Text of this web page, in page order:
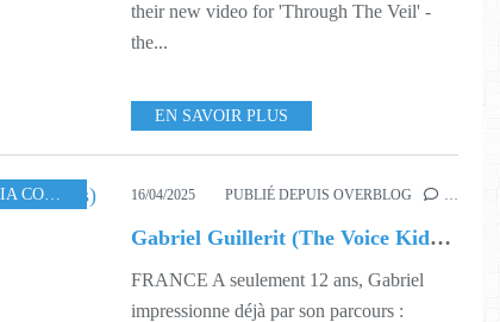
their new video for 'Through The Veil' -
the...
EN SAVOIR PLUS
✔ AGENCE MUSIC MEDIA CONSULTING ,MUSIQUE 516
16/04/2025 PUBLIÉ DEPUIS OVERBLOG …
Gabriel Guillerit (The Voice Kids) ○ Envie de chanter
FRANCE A seulement 12 ans, Gabriel
impressionne déjà par son parcours :